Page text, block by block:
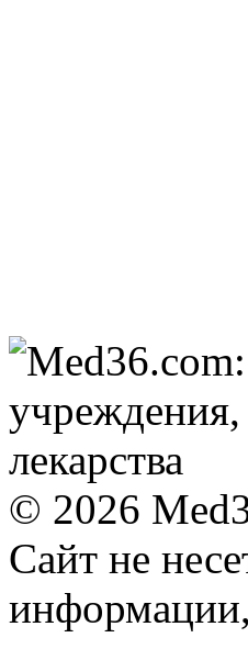
© 2026
Сайт не